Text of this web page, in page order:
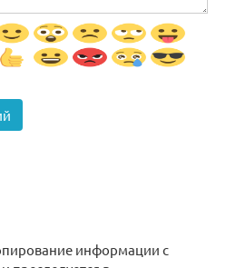
информации с